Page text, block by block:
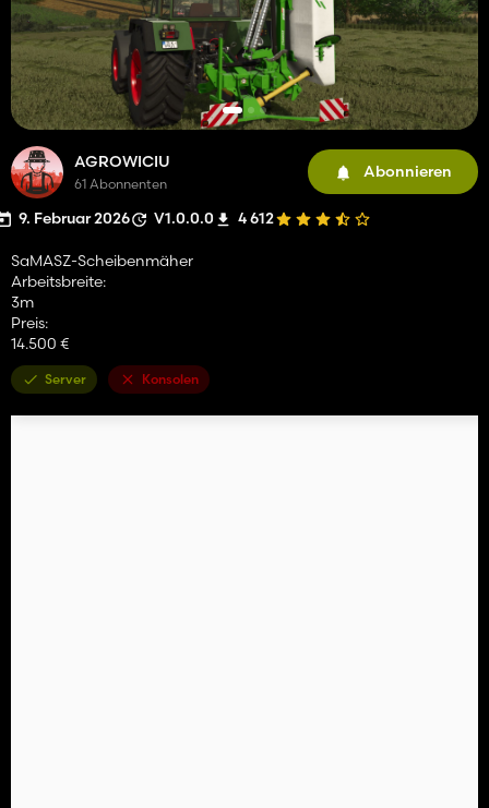
AGROWICIU
61 Abonnenten
Abonnieren
9. Februar 2026 V1.0.0.0 4 612
SaMASZ-Scheibenmäher
Arbeitsbreite:
3m
Preis:
14.500 €
Server Konsolen